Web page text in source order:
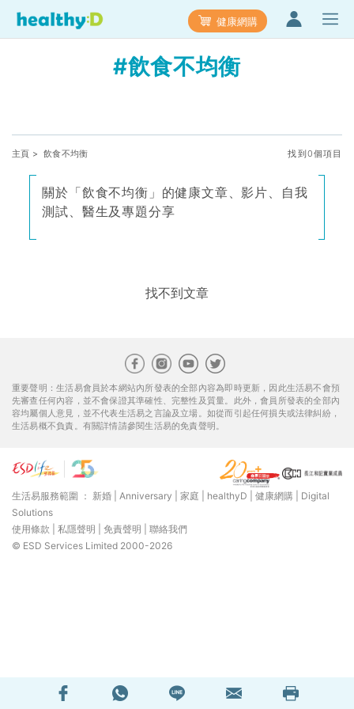
健康網購
#飲食不均衡
主頁 > 飲食不均衡 找到0個項目
關於「飲食不均衡」的健康文章、影片、自我
測試、醫生及專題分享
找不到文章
重要聲明：生活易會員於本網站內所發表的全部內容為即時更新，因此生活易不會預
先審查任何內容，並不會保證其準確性、完整性及質量。此外，會員所發表的全部內
容均屬個人意見，並不代表生活易之言論及立場。如從而引起任何損失或法律糾紛，
生活易概不負責。有關詳情請參閱生活易的免責聲明。
生活易服務範圍 ： 新婚 Anniversary 家庭 healthyD 健康網購
Digital
Solutions
使用條款
私隱聲明 免責聲明
聯絡我們
© ESD Services Limited 2000-2026